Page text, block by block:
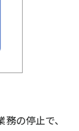
の停止で、